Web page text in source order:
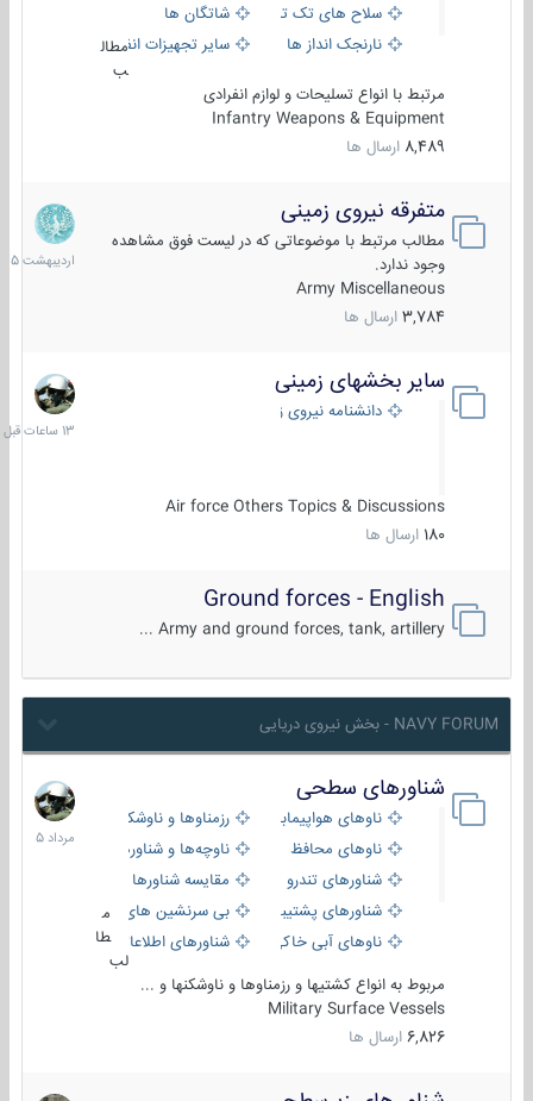
سلاح های تک تیر اندازیشاتگان ها
نارنجک انداز ها
سایر تجهیزات انفرادی
مطال
ب
مرتبط با انواع تسلیحات و لوازم انفرادی
Infantry Weapons & Equipment
8,489 ارسال ها
متفرقه نیروی زمینی
مطالب مرتبط با موضوعاتی که در لیست فوق مشاهده
وجود ندارد.
Army Miscellaneous
3,784 ارسال ها
27
1405
سایر بخشهای زمینی
دانشنامه نیروی زمینی
Air force Others Topics & Discussions
180 ارسال ها
13
ساعات
قبل
Ground forces - English
Army and ground forces, tank, artillery ...
NAVY FORUM - بخش نیروی دریایی
شناورهای سطحی
ناوهای هواپیمابر و بالگرد بررزمناوها و ناوشکن‌ها
ناوهای محافظ
ناوچه‌ها و شناورهای گشتی
شناورهای تندرو
مقایسه شناورها
شناورهای پشتیبانی
بی سرنشین های دریایی
ناوهای آبی خاکی و نیروبرشناورهای اطلاعاتی و جاسوسی
طا
لب
مربوط به انواع کشتیها و رزمناوها و ناوشکنها و ...
Military Surface Vessels
6,826 ارسال ها
2
مرداد
1405